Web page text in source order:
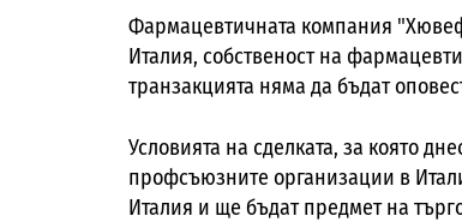
Фармацевтичната компания
Италия, собственост на
транзакцията няма да бъдат
Условията на сделката, за която
профсъюзните организации в
Италия и ще бъдат предмет на